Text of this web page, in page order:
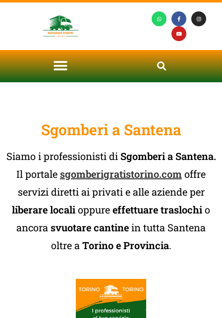
Sgomberi a Santena
Siamo i professionisti di Sgomberi a Santena.
Il portale sgomberigratistorino.comoffre
servizi diretti ai privati e alle aziende per
liberare localioppureeffettuare traslochio
ancora svuotare cantinein tutta Santena
oltre a Torino e Provincia.